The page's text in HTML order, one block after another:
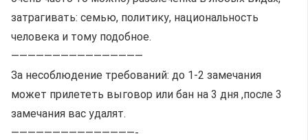
затрагивать: семью, политику, национальность
человека и тому подобное.
————————————————
За несоблюдение требований: до 1-2 замечания
может прилететь выговор или бан на 3 дня ,после 3
замечания вас удалят.
———————————————-